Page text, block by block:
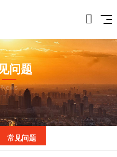
问题
News
常见问题